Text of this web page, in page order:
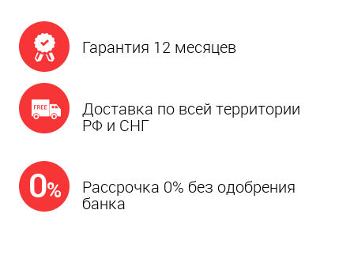
Гарантия 12 месяцев
Доставка по всей территории
РФ и СНГ
Рассрочка 0% без одобрения
банка